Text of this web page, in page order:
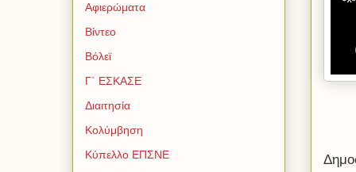
Αφιερώματα
Βίντεο
Βόλεϊ
Γ΄ ΕΣΚΑΣΕ
Διαιτησία
Κολύμβηση
Κύπελλο ΕΠΣΝΕ